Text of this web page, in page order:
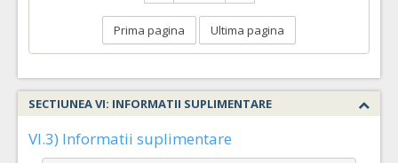
Prima pagina Ultima pagina
SECTIUNEA VI: INFORMATII SUPLIMENTARE
VI.3) Informatii suplimentare